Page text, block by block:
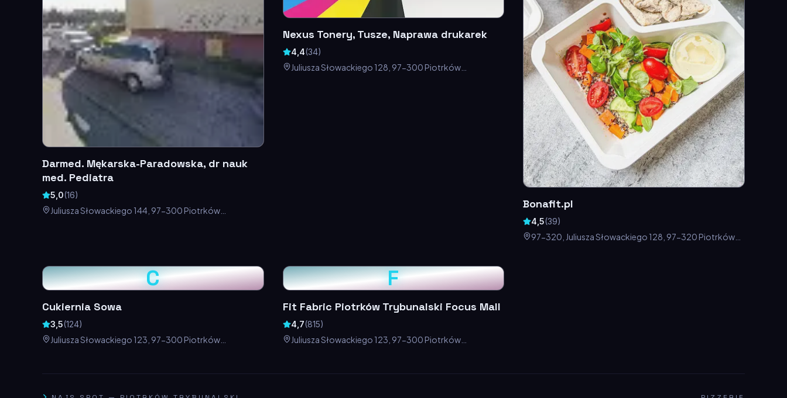
Darmed. Mękarska-Paradowska, dr nauk
med. Pediatra
5,0(16)
Juliusza Słowackiego 144, 97-300 Piotrków
Nexus Tonery, Tusze, Naprawa drukarek
4,4(34)
Juliusza Słowackiego 128, 97-300 Piotrków
Bonafit.pl
4,5(39)
97-320, Juliusza Słowackiego 128, 97-320 Piotrków
C
Cukiernia Sowa
3,5(124)
Juliusza Słowackiego 123, 97-300 Piotrków
F
Fit Fabric Piotrków Trybunalski Focus Mall
4,7(815)
Juliusza Słowackiego 123, 97-300 Piotrków